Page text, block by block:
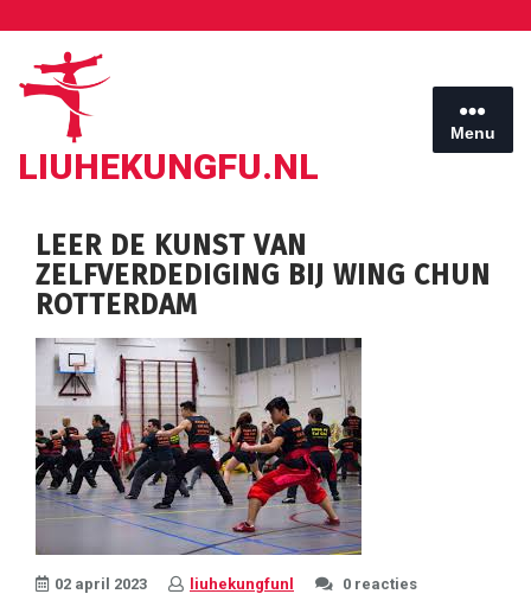
inhoud
LIUHEKUNGFU.NL
Menu
LEER DE KUNST VAN
ZELFVERDEDIGING BIJ WING CHUN
ROTTERDAM
02 april 2023 liuhekungfunl 0 reacties